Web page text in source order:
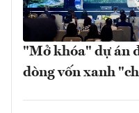
"Mở khóa" dự án
dòng vốn xanh